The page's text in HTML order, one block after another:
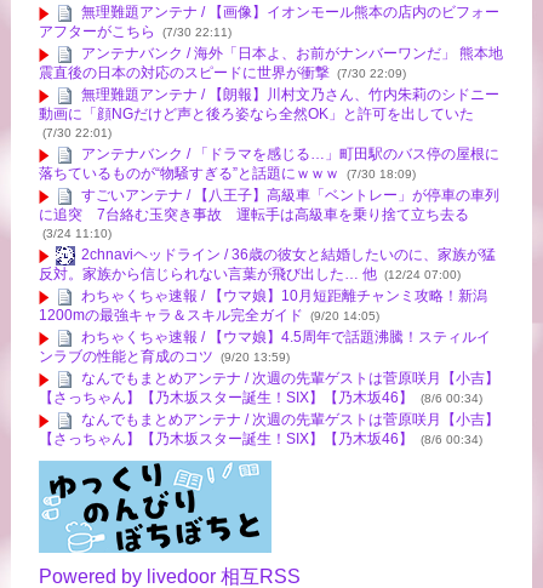
無理難題アンテナ / 【画像】イオンモール熊本の店内のビフォー
アフターがこちら
(7/30 22:11)
アンテナバンク / 海外「日本よ、お前がナンバーワンだ」 熊本地
震直後の日本の対応のスピードに世界が衝撃 (7/30 22:09)
無理難題アンテナ / 【朗報】川村文乃さん、竹内朱莉のシドニー
動画に「顔NGだけど声と後ろ姿なら全然OK」と許可を出していた
(7/30 22:01)
アンテナバンク / 「ドラマを感じる…」町田駅のバス停の屋根に
落ちているものが“物騒すぎる”と話題にｗｗｗ
(7/30 18:09)
すごいアンテナ / 【八王子】高級車「ベントレー」が停車の車列
に追突 7台絡む玉突き事故 運転手は高級車を乗り捨て立ち去る
(3/24 11:10)
2chnaviヘッドライン / 36歳の彼女と結婚したいのに、家族が猛
反対。家族から信じられない言葉が飛び出した… 他 (12/24 07:00)
わちゃくちゃ速報 / 【ウマ娘】10月短距離チャンミ攻略！新潟
1200mの最強キャラ＆スキル完全ガイド
(9/20 14:05)
わちゃくちゃ速報 / 【ウマ娘】4.5周年で話題沸騰！スティルイ
ンラブの性能と育成のコツ
(9/20 13:59)
なんでもまとめアンテナ / 次週の先輩ゲストは菅原咲月【小吉】
【さっちゃん】【乃木坂スター誕生！SIX】【乃木坂46】
(8/6 00:34)
なんでもまとめアンテナ / 次週の先輩ゲストは菅原咲月【小吉】
【さっちゃん】【乃木坂スター誕生！SIX】【乃木坂46】
(8/6 00:34)
Powered by livedoor 相互RSS